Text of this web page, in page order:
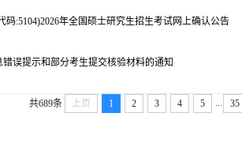
码:5104)2026年全国硕士研究生招生考试网上确认公告
错误提示和部分考生提交核验材料的通知
共689条
上页 1 2 3 4 5 35